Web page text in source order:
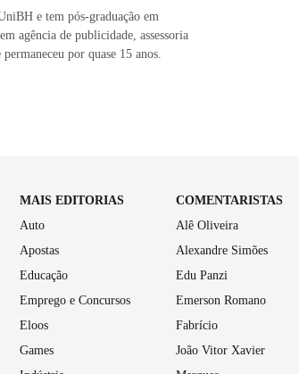
e tem pós-graduação em
agência de publicidade, assessoria
por quase 15 anos.
MAIS EDITORIAS
Auto
Apostas
Educação
Emprego e Concursos
Eloos
Games
COMENTARISTAS
Alê Oliveira
Alexandre Simões
Edu Panzi
Emerson Romano
Fabrício
João Vitor Xavier